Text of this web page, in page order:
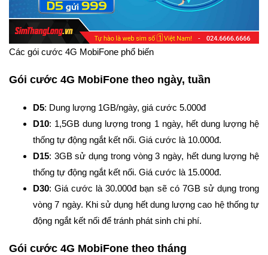
Các gói cước 4G MobiFone phổ biến
Gói cước 4G MobiFone theo ngày, tuần
D5: Dung lượng 1GB/ngày, giá cước 5.000đ
D10: 1,5GB dung lượng trong 1 ngày, hết dung lượng hệ
thống tự động ngắt kết nối. Giá cước là 10.000đ.
D15: 3GB sử dụng trong vòng 3 ngày, hết dung lượng hệ
thống tự động ngắt kết nối. Giá cước là 15.000đ.
D30: Giá cước là 30.000đ bạn sẽ có 7GB sử dụng trong
vòng 7 ngày. Khi sử dụng hết dung lượng cao hệ thống tự
động ngắt kết nối để tránh phát sinh chi phí.
Gói cước 4G MobiFone theo tháng